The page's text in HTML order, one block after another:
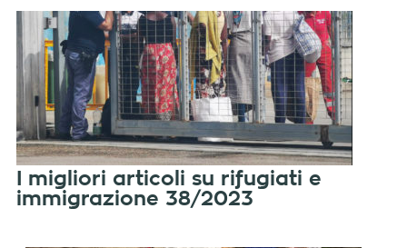
I migliori articoli su rifugiati e
immigrazione 38/2023